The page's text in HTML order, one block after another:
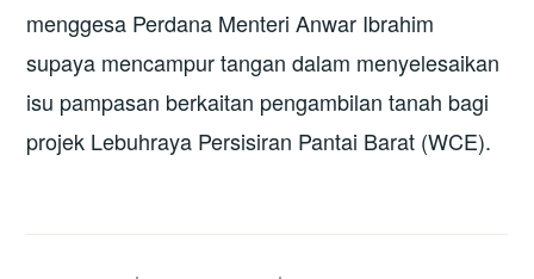
menggesa Perdana Menteri Anwar Ibrahim
supaya mencampur tangan dalam menyelesaikan
isu pampasan berkaitan pengambilan tanah bagi
projek Lebuhraya Persisiran Pantai Barat (WCE).